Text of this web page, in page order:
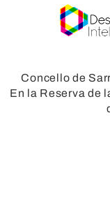
Concello de
En la Reserva de